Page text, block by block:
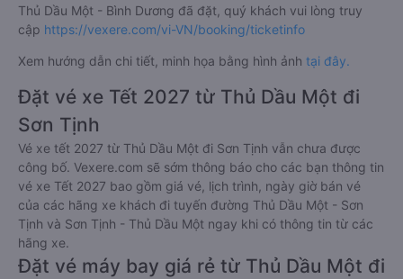
Thủ Dầu Một - Bình Dương đã đặt, quý khách vui lòng truy
cập https://vexere.com/vi-VN/booking/ticketinfo
Xem hướng dẫn chi tiết, minh họa bằng hình ảnh tại đây.
Đặt vé xe Tết 2027 từ Thủ Dầu Một đi
Sơn Tịnh
Vé xe tết 2027 từ Thủ Dầu Một đi Sơn Tịnh vẫn chưa được
công bố. Vexere.com sẽ sớm thông báo cho các bạn thông tin
vé xe Tết 2027 bao gồm giá vé, lịch trình, ngày giờ bán vé
của các hãng xe khách đi tuyến đường Thủ Dầu Một - Sơn
Tịnh và Sơn Tịnh - Thủ Dầu Một ngay khi có thông tin từ các
hãng xe.
Đặt vé máy bay giá rẻ từ Thủ Dầu Một đi